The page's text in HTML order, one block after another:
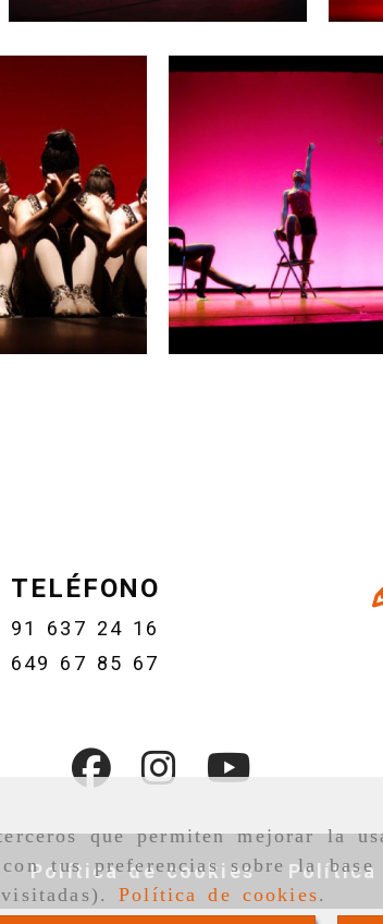
que permiten mejorar la
tus preferencias sobre la
visitadas).Política de cookies.
TELÉFONO
91 637 24 16
649 67 85 67
Política de cookies Política